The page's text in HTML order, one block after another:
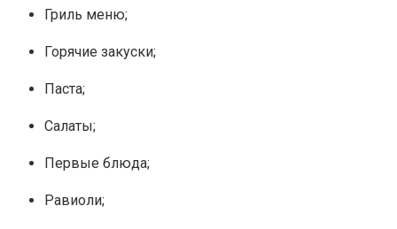
Гриль меню;
Горячие закуски;
Паста;
Салаты;
Первые блюда;
Равиоли;